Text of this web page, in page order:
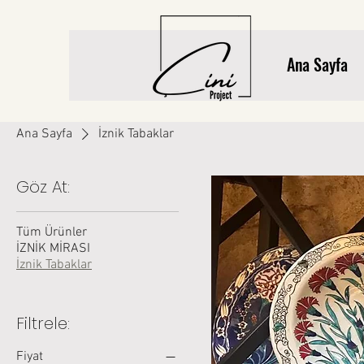
Ana Sayfa
Ana Sayfa İznik Tabaklar
Göz At:
Tüm Ürünler
İZNİK MİRASI
İznik Tabaklar
Filtrele:
Fiyat